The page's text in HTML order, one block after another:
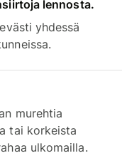
lennosta.
yhdessä
murehtia
tai korkeista
ulkomailla.